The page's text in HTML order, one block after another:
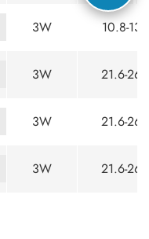
3W 10.8-
3W 21.6-
3W 21.6-
3W 21.6-